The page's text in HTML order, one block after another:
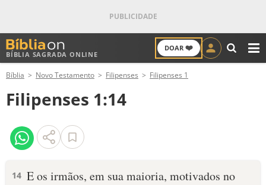
BÍBLIA SAGRADA ONLINE
DOAR ❤️
ANTIGO TESTAMENTO
NOVO TESTAMENTO
VERSÍCULOS
Bíblia Novo Testamento Filipenses Filipenses 1
Filipenses 1:14
14 E os irmãos, em sua maioria, motivados no